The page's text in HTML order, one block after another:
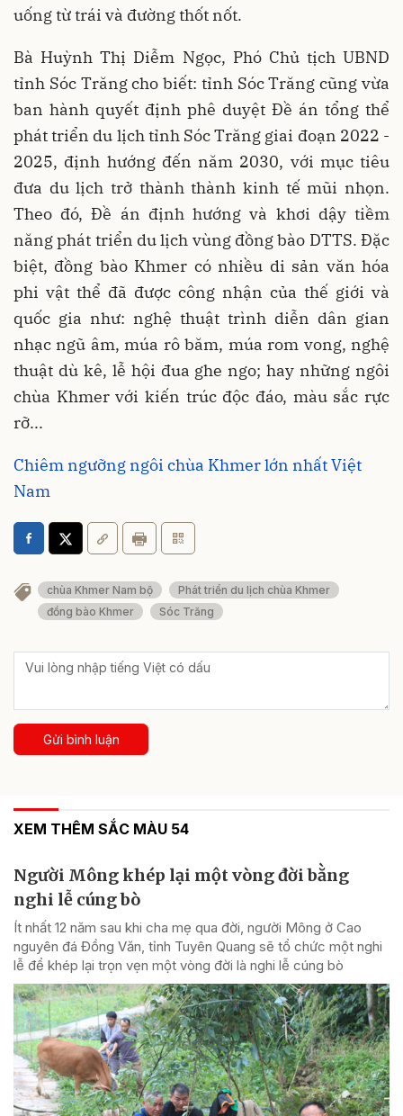
uống từ trái và đường thốt nốt.
Bà Huỳnh Thị Diễm Ngọc, Phó Chủ tịch UBND
tỉnh Sóc Trăng cho biết: tỉnh Sóc Trăng cũng vừa
ban hành quyết định phê duyệt Đề án tổng thể
phát triển du lịch tỉnh Sóc Trăng giai đoạn 2022 -
2025, định hướng đến năm 2030, với mục tiêu
đưa du lịch trở thành thành kinh tế mũi nhọn.
Theo đó, Đề án định hướng và khơi dậy tiềm
năng phát triển du lịch vùng đồng bào DTTS. Đặc
biệt, đồng bào Khmer có nhiều di sản văn hóa
phi vật thể đã được công nhận của thế giới và
quốc gia như: nghệ thuật trình diễn dân gian
nhạc ngũ âm, múa rô băm, múa rom vong, nghệ
thuật dù kê, lễ hội đua ghe ngo; hay những ngôi
chùa Khmer với kiến trúc độc đáo, màu sắc rực
rỡ...
Chiêm ngưỡng ngôi chùa Khmer lớn nhất Việt
Nam
chùa Khmer Nam bộ
Phát triển du lịch chùa Khmer
đồng bào Khmer
Sóc Trăng
Gửi bình luận
XEM THÊM SẮC MÀU 54
Người Mông khép lại một vòng đời bằng
nghi lễ cúng bò
Ít nhất 12 năm sau khi cha mẹ qua đời, người Mông ở Cao
nguyên đá Đồng Văn, tỉnh Tuyên Quang sẽ tổ chức một nghi
lễ để khép lại trọn vẹn một vòng đời là nghi lễ cúng bò